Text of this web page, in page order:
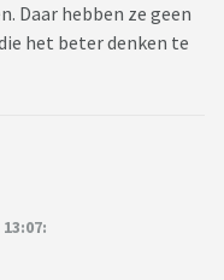
Daar hebben ze geen
het beter denken te